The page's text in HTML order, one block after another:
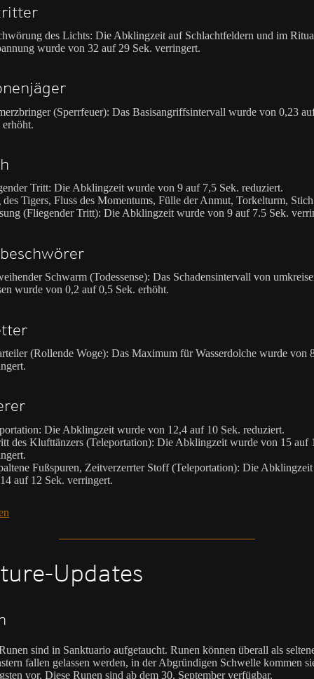
des Lichts: Die Abklingzeit auf Schlachtfeldern und im
wurde von 32 auf 29 Sek. verringert.
(Sperrfeuer): Das Basisangriffsintervall wurde von 0,23
erhöht.
Tritt: Die Abklingzeit wurde von 9 auf 7,5 Sek. reduziert.
des Tigers, Fluss des Momentums, Fülle der Anmut, Torkelturm,
(Fliegender Tritt): Die Abklingzeit wurde von 9 auf 7.5 Sek.
Schwarm (Todessense): Das Schadensintervall von
wurde von 0,2 auf 0,5 Sek. erhöht.
(Rollende Woge): Das Maximum für Wasserdolche wurde von
Die Abklingzeit wurde von 12,4 auf 10 Sek. reduziert.
des Klufttänzers (Teleportation): Die Abklingzeit wurde von 15 auf
Fußspuren, Zeitverzerrter Stoff (Teleportation): Die
auf 12 Sek. verringert.
Updates
sind in Sanktuario aufgetaucht. Runen können überall als
fallen gelassen werden, in der Abgründigen Schwelle kommen
vor. Diese Runen sind ab dem 30. September verfügbar.